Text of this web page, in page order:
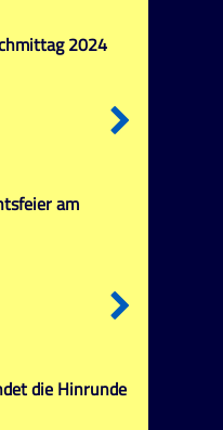
2024
am
die Hinrunde